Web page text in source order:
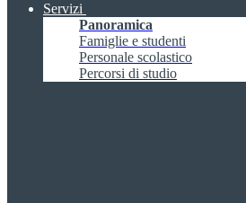
Servizi
Panoramica
Famiglie e studenti
Personale scolastico
Percorsi di studio